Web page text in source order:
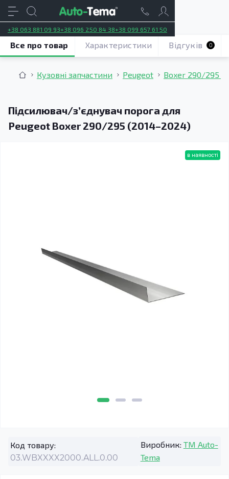
+38 063 881 09 93+38 096 250 84 38+38 099 657 61 50
Кузовні запчастини Peugeot Boxer 290/295
Підсилювач/зʼєднувач порога для
Peugeot Boxer 290/295 (2014–2024)
Все про товар Характеристики Відгуків 0
в наявності
Код товару:
03.WBXXXX2000.ALL.0.00
Виробник: TM Auto-
Tema